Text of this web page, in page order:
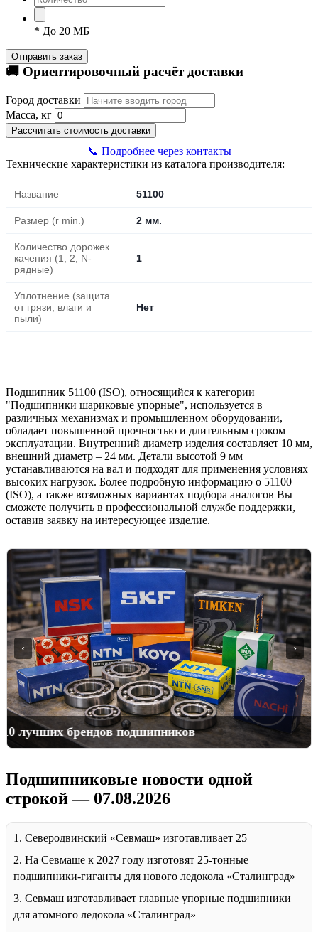
* До 20 МБ
Отправить заказ
🚚 Ориентировочный расчёт доставки
Город доставки
Масса, кг
Рассчитать стоимость доставки
📞 Подробнее через контакты
Технические характеристики из каталога производителя:
Название 51100
Размер (r min.) 2 мм.
Количество дорожек
качения (1, 2, N-
рядные)
1
Уплотнение (защита
от грязи, влаги и
пыли)
Нет
Подшипник 51100 (ISO), относящийся к категории
"Подшипники шариковые упорные", используется в
различных механизмах и промышленном оборудовании,
обладает повышенной прочностью и длительным сроком
эксплуатации. Внутренний диаметр изделия составляет 10 мм,
внешний диаметр – 24 мм. Детали высотой 9 мм
устанавливаются на вал и подходят для применения условиях
высоких нагрузок. Более подробную информацию о 51100
(ISO), а также возможных вариантах подбора аналогов Вы
сможете получить в профессиональной службе поддержки,
оставив заявку на интересующее изделие.
10 лучших брендов подшипников
‹ ›
Подшипниковые новости одной
строкой — 07.08.2026
1. Северодвинский «Севмаш» изготавливает 25
2. На Севмаше к 2027 году изготовят 25-тонные
подшипники-гиганты для нового ледокола «Сталинград»
3. Севмаш изготавливает главные упорные подшипники
для атомного ледокола «Сталинград»